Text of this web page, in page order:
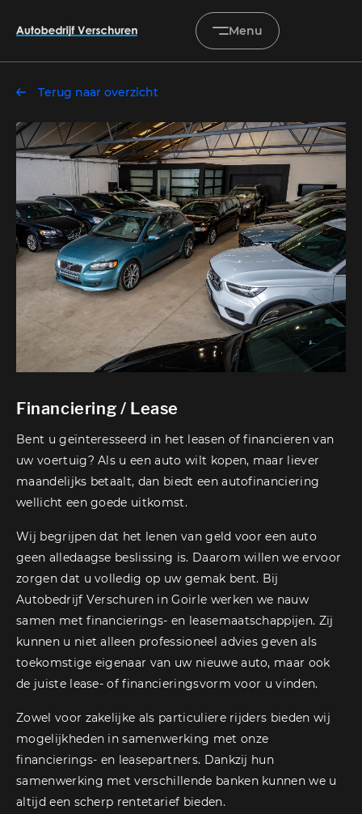
Menu
Occasions
Diensten
Onderhoud & service
Verkocht
Over ons
Contact
Terug naar overzicht
Financiering / Lease
Bent u geïnteresseerd in het leasen of financieren van
uw voertuig? Als u een auto wilt kopen, maar liever
maandelijks betaalt, dan biedt een autofinanciering
wellicht een goede uitkomst.
Wij begrijpen dat het lenen van geld voor een auto
geen alledaagse beslissing is. Daarom willen we ervoor
zorgen dat u volledig op uw gemak bent. Bij
Autobedrijf Verschuren in Goirle werken we nauw
samen met financierings- en leasemaatschappijen. Zij
kunnen u niet alleen professioneel advies geven als
toekomstige eigenaar van uw nieuwe auto, maar ook
de juiste lease- of financieringsvorm voor u vinden.
Zowel voor zakelijke als particuliere rijders bieden wij
mogelijkheden in samenwerking met onze
financierings- en leasepartners. Dankzij hun
samenwerking met verschillende banken kunnen we u
altijd een scherp rentetarief bieden.